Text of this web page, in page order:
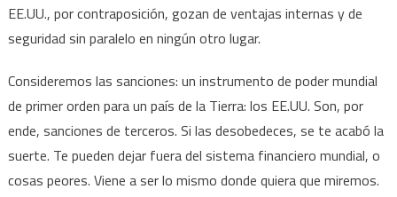
EE.UU., por contraposición, gozan de ventajas internas y de
seguridad sin paralelo en ningún otro lugar.
Consideremos las sanciones: un instrumento de poder mundial
de primer orden para un país de la Tierra: los EE.UU. Son, por
ende, sanciones de terceros. Si las desobedeces, se te acabó la
suerte. Te pueden dejar fuera del sistema financiero mundial, o
cosas peores. Viene a ser lo mismo donde quiera que miremos.